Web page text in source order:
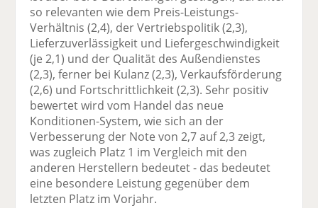
so relevanten wie dem Preis-Leistungs-
Verhältnis (2,4), der Vertriebspolitik (2,3),
Lieferzuverlässigkeit und Liefergeschwindigkeit
(je 2,1) und der Qualität des Außendienstes
(2,3), ferner bei Kulanz (2,3), Verkaufsförderung
(2,6) und Fortschrittlichkeit (2,3). Sehr positiv
bewertet wird vom Handel das neue
Konditionen-System, wie sich an der
Verbesserung der Note von 2,7 auf 2,3 zeigt,
was zugleich Platz 1 im Vergleich mit den
anderen Herstellern bedeutet - das bedeutet
eine besondere Leistung gegenüber dem
letzten Platz im Vorjahr.